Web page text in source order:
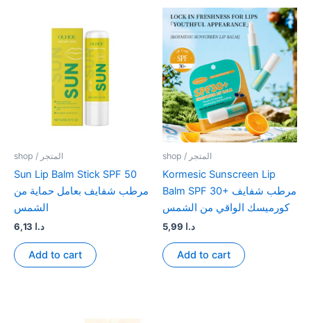
shop / المتجر
Sun Lip Balm Stick SPF 50
مرطب شفايف بعامل حماية من
الشمس
د.ا
Add to cart
shop / المتجر
Kormesic Sunscreen Lip
Balm SPF 30+ مرطب شفايف
كورميسك الواقي من الشمس
د.ا
Add to cart